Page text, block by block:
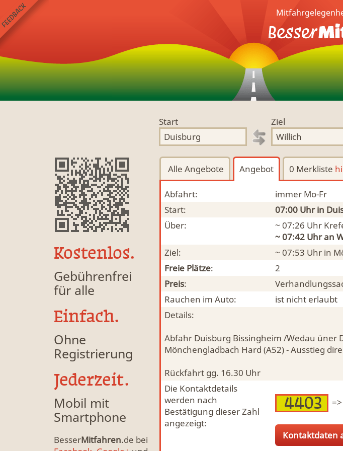
Start
Ziel
Kostenlos.
Gebührenfrei
für alle
Einfach.
Ohne
Registrierung
Jederzeit.
Mobil mit
Smartphone
BesserMitfahren.de bei
Alle Angebote Angebot 0 Merkliste
Abfahrt:
immer Mo-Fr
Start:
07:00 Uhrin
Über:
~ 07:26 Uhr
~ 07:42 Uhr an
Ziel:
~ 07:53 Uhr in
Freie Plätze:
2
Preis:
Rauchen im Auto:
ist nicht erlaubt
Details:
Abfahr Duisburg Bissingheim /Wedau üner
Mönchengladbach Hard (A52) - Ausstieg
Rückfahrt gg. 16.30 Uhr
Die Kontaktdetails
werden nach
Bestätigung dieser Zahl
angezeigt:
=>